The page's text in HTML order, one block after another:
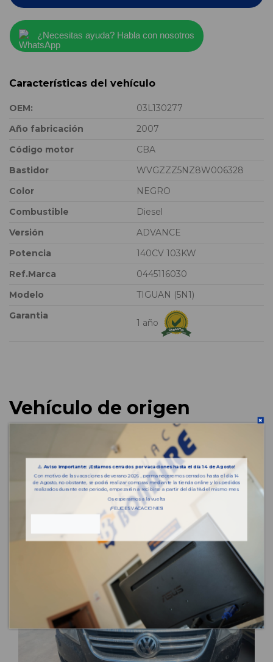
¿Necesitas ayuda? Habla con nosotros
Características del vehículo
OEM:
03L130277
Año fabricación
2007
Código motor
CBA
Bastidor
WVGZZZ5NZ8W006328
Color
NEGRO
Combustible
Diesel
Versión
ADVANCE
Potencia
140CV 103KW
Ref.Marca
0445116030
Modelo
TIGUAN (5N1)
Garantia
1 año
Vehículo de origen
⚠️ Aviso importante: ¡Estamos cerrados por vacaciones hasta el día 14 de Agosto!
Con motivo de las vacaciones de verano 2026 , permaneceremos cerrados hasta el día 14
de Agosto, no obstante, se podrá realizar compras mediante la tienda online y los pedidos
realizados durante este periodo, empezarán a recibirse a partir del día 18 del mismo mes.
Os esperamos a la vuelta
¡FELICES VACACIONES!